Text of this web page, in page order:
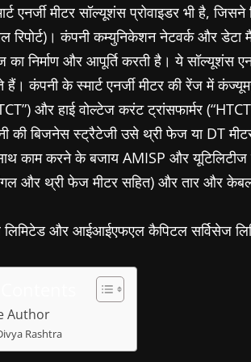
एनर्जी मीटर सॉल्यूशंस प्रोवाइडर भी है,
रिपोर्ट)। कंपनी कम्युनिकेशन नेटवर्क और डेटा
का निर्माण और आपूर्ति करती है। ये सॉल्यूशंस
हैं। कंपनी के स्मार्ट एनर्जी मीटर की रेंज में
और हाई वोल्टेज करंट ट्रांसफार्मर
की बिजनेस स्ट्रैटेजी उसे थ्री फेज या DT
काम करने के बजाय AMISP और यूटिलिटीज
और थ्री फेज मीटर सहित) और तार और
और आईआईएफएल कैपिटल सर्विसेज
Author
Rashtra